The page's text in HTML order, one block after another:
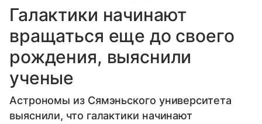
Галактики начинают
вращаться еще до своего
рождения, выяснили
ученые
Астрономы из Сямэньского университета
выяснили, что галактики начинают